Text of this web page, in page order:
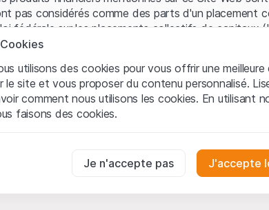
pas considérés comme des parts d'un placement
fédérale sur les placements collectifs de capitaux
fédérale de surveillance des marchés
d'utilisation et informations juridiques
utilisant le Site Web de Leonteq Securities AG (ci-
compris et que vous acceptez les informations
les droits de propriété intellectuelle (par exemple,
Cookies
utilisons des cookies pour vous offrir une
le site et vous proposer du contenu personnalisé.
comment nous utilisons les cookies. En utilisant
faisons des cookies.
cookies sont nécessaires au bon fonctionnement du
Je n'accepte pas J'accepte